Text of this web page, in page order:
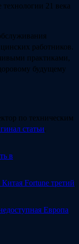
21 века
работников.
практиками,
будущему
по техническим
статьи.
в
Fortune третий
Европа